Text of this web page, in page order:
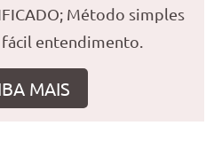
Método simples
entendimento.
MAIS